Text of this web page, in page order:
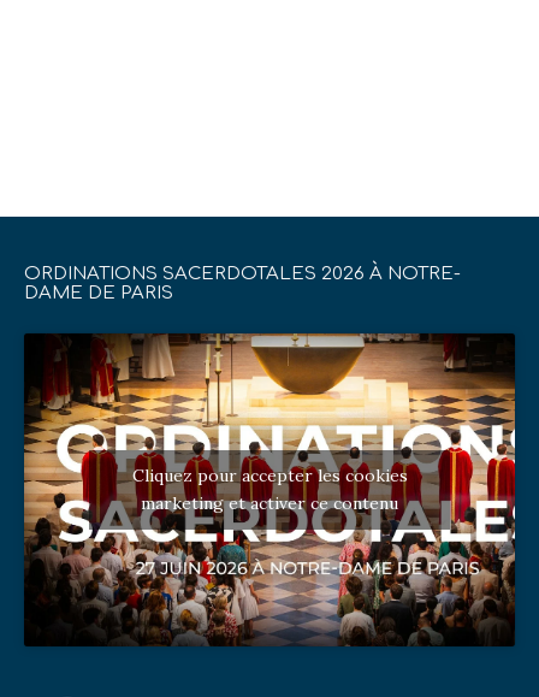
ORDINATIONS SACERDOTALES 2026 À NOTRE-
DAME DE PARIS
Cliquez pour accepter les cookies
marketing et activer ce contenu